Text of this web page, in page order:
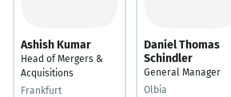
Ashish Kumar
Head of Mergers &
Acquisitions
Frankfurt
Daniel Thomas
Schindler
General Manager
Olbia